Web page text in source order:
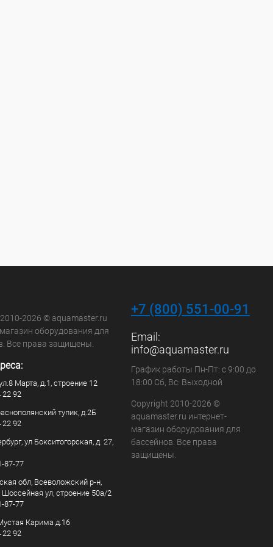
2026 © aquamaster.ru
оборудования для
Все права защищены.
Марта, д.1, строение 12
22 92
тупик, д.2Б
22 92
ул Бокситогорская, д. 27,
87-77
обл, Всеволожский р-н,
Шоссейная ул, строение 50а/2
87-77
Карима д.16
22 92
+7 (800) 551-00-91
Email:
info@aquamaster.ru
График работы Пн-Пт: с 9:00 до
18:00 Сб, Вс: Выходной
Copyright 2010-2026 ©
aquamaster.ru интернет-
магазин оборудования для
бассейнов. Все права
защищены.